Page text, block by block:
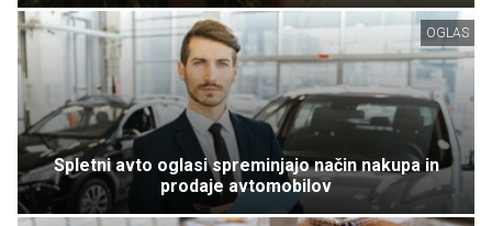
OGLAS
Spletni avto oglasi spreminjajo način nakupa in
prodaje avtomobilov